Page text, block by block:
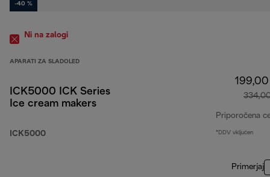
-40 %
Ni na zalogi
APARATI ZA SLADOLED
ICK5000 ICK Series
Ice cream makers
ICK5000
Priporočena
*DDV vključen
Primerjaj